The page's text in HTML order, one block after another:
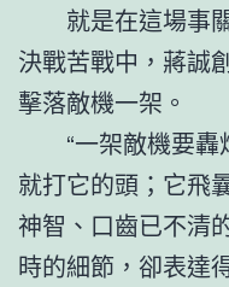
就是在這場事關
決戰苦戰中，蔣誠
擊落敵機一架。
“一架敵機要轟
就打它的頭；它飛
神智、口齒已不清
時的細節，卻表達